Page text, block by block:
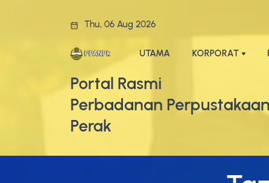
Thu, 06 Aug 2026
UTAMA KORPORAT
Portal Rasmi
Perbadanan
Perak